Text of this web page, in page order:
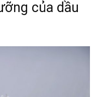
của dầu